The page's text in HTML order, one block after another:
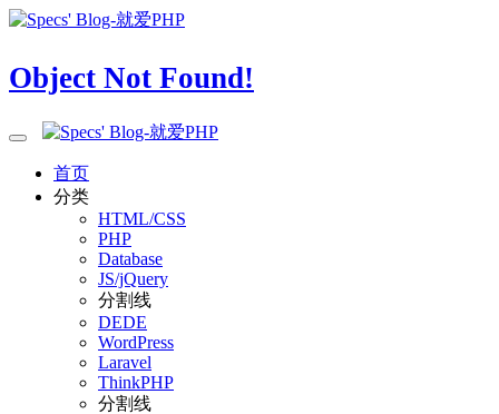
Object Not Found!
首页
分类
HTML/CSS
PHP
Database
JS/jQuery
分割线
DEDE
WordPress
Laravel
ThinkPHP
分割线